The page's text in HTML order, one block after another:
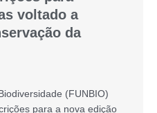
voltado a
da
(FUNBIO)
para a nova edição